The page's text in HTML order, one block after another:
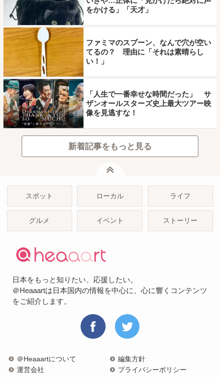
をかける」「天才」
ファミマのスプーン、なんで穴が空い
てるの？ 理由に「それは素晴らし
い！」
「人生で一番幸せな時間だった」 サ
ザンオールスターズ史上最大ツアー映
像を見逃すな！
新着記事をもっと見る
スポット ローカル ライフ
グルメ イベント ストーリー
日本をもっと知りたい、応援したい。
＠Heaaartは日本国内の情報を中心に、心に響くコンテンツ
をご紹介します。
＠Heaaartについて
編集方針
運営会社
プライバシーポリシー